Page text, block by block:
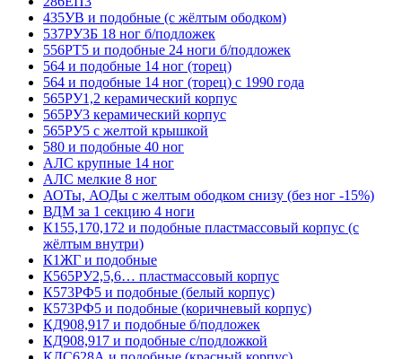
435УВ и подобные (с жёлтым ободком)
537РУ3Б 18 ног б/подложек
556РТ5 и подобные 24 ноги б/подложек
564 и подобные 14 ног (торец)
564 и подобные 14 ног (торец) с 1990 года
565РУ1,2 керамический корпус
565РУ3 керамический корпус
565РУ5 с желтой крышкой
580 и подобные 40 ног
АЛС крупные 14 ног
АЛС мелкие 8 ног
АОТы, АОДы с желтым ободком снизу (без ног -15%)
ВДМ за 1 секцию 4 ноги
К155,170,172 и подобные пластмассовый корпус (с
жёлтым внутри)
К1ЖГ и подобные
К565РУ2,5,6… пластмассовый корпус
К573РФ5 и подобные (белый корпус)
К573РФ5 и подобные (коричневый корпус)
КД908,917 и подобные б/подложек
КД908,917 и подобные с/подложкой